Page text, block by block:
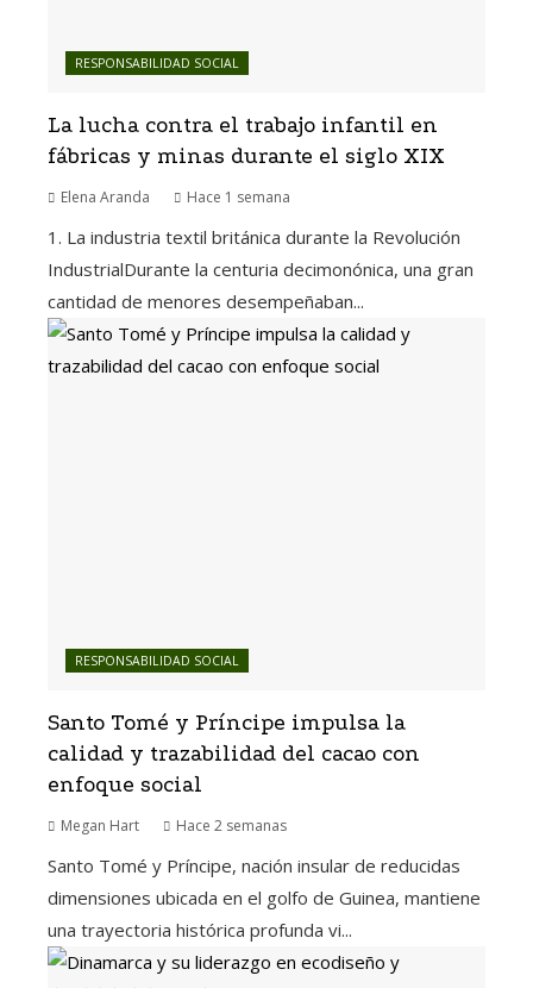
RESPONSABILIDAD SOCIAL
La lucha contra el trabajo infantil en
fábricas y minas durante el siglo XIX
Elena Aranda Hace 1 semana
1. La industria textil británica durante la Revolución
IndustrialDurante la centuria decimonónica, una gran
cantidad de menores desempeñaban...
RESPONSABILIDAD SOCIAL
Santo Tomé y Príncipe impulsa la
calidad y trazabilidad del cacao con
enfoque social
Megan Hart Hace 2 semanas
Santo Tomé y Príncipe, nación insular de reducidas
dimensiones ubicada en el golfo de Guinea, mantiene
una trayectoria histórica profunda vi...